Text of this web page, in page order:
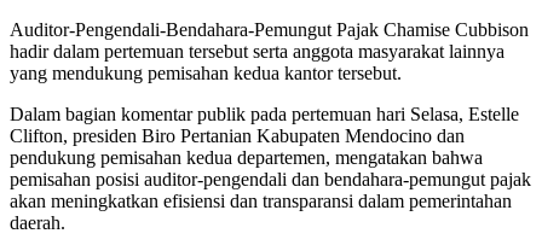
Auditor-Pengendali-Bendahara-Pemungut Pajak Chamise Cubbison
hadir dalam pertemuan tersebut serta anggota masyarakat lainnya
yang mendukung pemisahan kedua kantor tersebut.
Dalam bagian komentar publik pada pertemuan hari Selasa, Estelle
Clifton, presiden Biro Pertanian Kabupaten Mendocino dan
pendukung pemisahan kedua departemen, mengatakan bahwa
pemisahan posisi auditor-pengendali dan bendahara-pemungut pajak
akan meningkatkan efisiensi dan transparansi dalam pemerintahan
daerah.